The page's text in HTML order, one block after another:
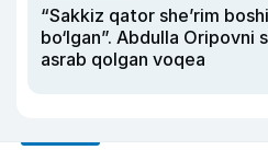
“Sakkiz qator she’rim
bo‘lgan”. Abdulla Oripovni
asrab qolgan voqea